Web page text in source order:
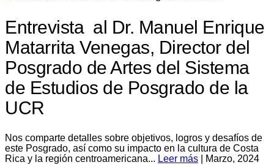
Entrevista al Dr. Manuel Enrique
Matarrita Venegas, Director del
Posgrado de Artes del Sistema
de Estudios de Posgrado de la
UCR
Nos comparte detalles sobre objetivos, logros y desafíos de
este Posgrado, así como su impacto en la cultura de Costa
Rica y la región centroamericana... Leer más | Marzo, 2024